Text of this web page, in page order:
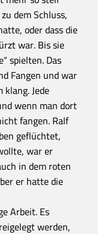
dem Schluss,
oder dass die
war. Bis sie
spielten. Das
Fangen und war
Jede
wenn man dort
fangen. Ralf
geflüchtet,
war er
in dem roten
er hatte die
Arbeit. Es
werden,